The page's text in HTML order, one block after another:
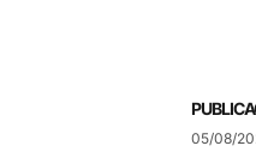
05/08/